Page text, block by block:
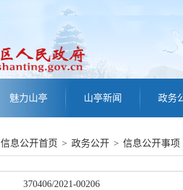
魅力山亭 山亭新闻 政务
信息公开首页 > 政务公开 > 信息公开事项
370406/2021-00206